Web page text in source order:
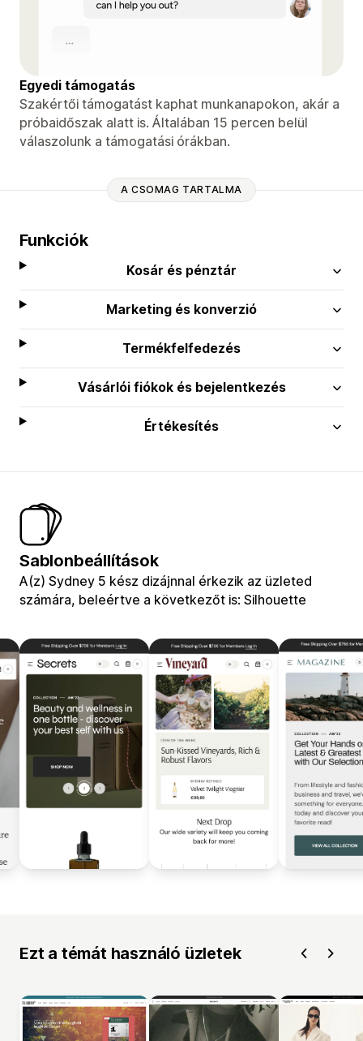
Egyedi támogatás
Szakértői támogatást kaphat munkanapokon, akár a
próbaidőszak alatt is. Általában 15 percen belül
válaszolunk a támogatási órákban.
A CSOMAG TARTALMA
Funkciók
Kosár és pénztár
Marketing és konverzió
Termékfelfedezés
Vásárlói fiókok és bejelentkezés
Értékesítés
Sablonbeállítások
A(z) Sydney 5 kész dizájnnal érkezik az üzleted
számára, beleértve a következőt is: Silhouette
Ezt a témát használó üzletek